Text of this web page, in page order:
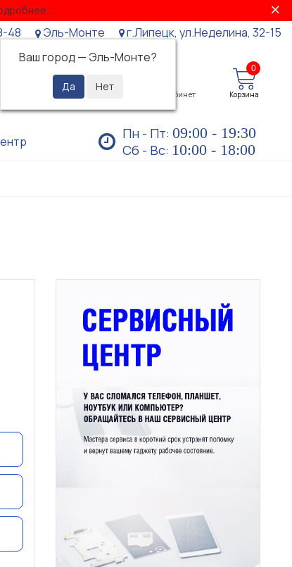
48
Эль-Монте
Ваш город — Эль-Монте?
г.Липецк, ул.Неделина, 32-15
Просмотренные Личный кабинет
0
Корзина
Пн - Пт: 09:00 - 19:30
Сб - Вс: 10:00 - 18:00